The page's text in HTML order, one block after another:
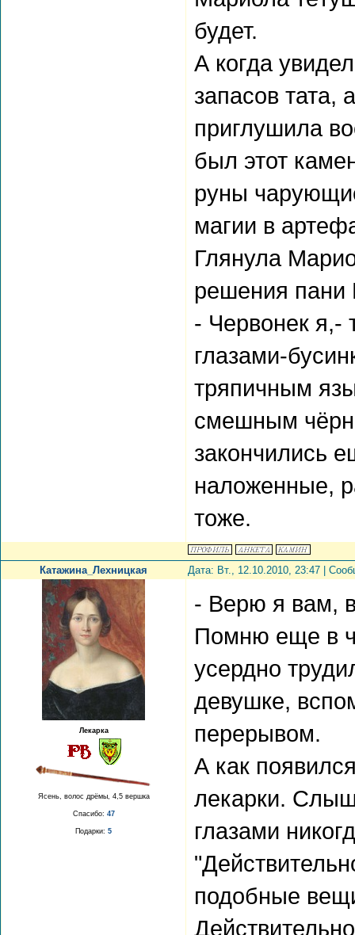
будет.
А когда
запасов тата,
приглушила
был этот
руны
магии в
Глянула
решения пани
- Червонек я,-
глазами-
тряпичным
смешным
закончились
наложенные,
тоже.
Катажина_Лехницкая Дата: Вт., 12.10.2010, 23:47 |
Лекарка
Ясень, волос дрёмы, 4,5 вершка
Спасибо: 47
Подарки: 5
- Верю я вам,
Помню еще в
усердно
девушке,
перерывом.
А как
лекарки.
глазами
подобные